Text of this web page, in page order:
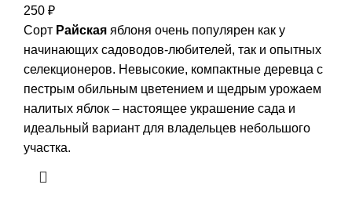
250 ₽
Сорт Райская яблоня очень популярен как у
начинающих садоводов-любителей, так и опытных
селекционеров. Невысокие, компактные деревца с
пестрым обильным цветением и щедрым урожаем
налитых яблок – настоящее украшение сада и
идеальный вариант для владельцев небольшого
участка.